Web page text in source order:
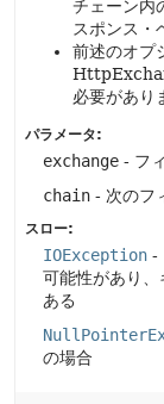
チェーン内
スポンス・
前述のオプ
必要があり
パラメータ:
exchange - フ
chain - 次のフ
スロー:
IOException -
可能性があり
ある
の場合